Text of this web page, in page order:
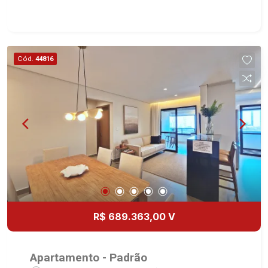
dormitórios, sala e sacada gourmet - Área de
Serviço - Banheiro de Serviço - Varanda Gourmet
com Churrasqueira à carvão - 02 Vagas - Fino
acabamento - Alto Padrão *Consulte unidades
disponível Martinelli Imobiliária, referência no
mercado imobiliário desde 2000. Especialistas
em Venda, Locação e Lançamentos! Avenida
João Fiúsa, 1051 - Alto da Boa Vista | Ribeirão
Preto.
Cód. 44816
R$ 689.363,00 V
Apartamento - Padrão